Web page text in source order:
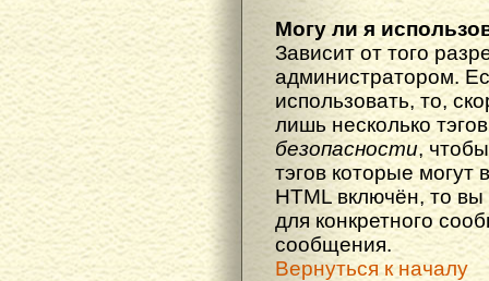
Могу ли я
Зависит от того
администратором.
использовать, то,
лишь несколько
безопасности,
тэгов которые
HTML включён, то
для конкретного
сообщения.
Вернуться к началу